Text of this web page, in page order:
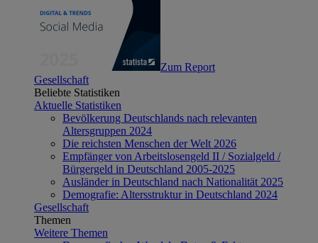
Zum Report
Gesellschaft
Beliebte Statistiken
Aktuelle Statistiken
Bevölkerung Deutschlands nach relevanten
Altersgruppen 2024
Die reichsten Menschen der Welt 2026
Empfänger von Arbeitslosengeld II / Sozialgeld /
Bürgergeld in Deutschland 2005-2025
Ausländer in Deutschland nach Nationalität 2025
Demografie: Altersstruktur in Deutschland 2024
Gesellschaft
Themen
Weitere Themen